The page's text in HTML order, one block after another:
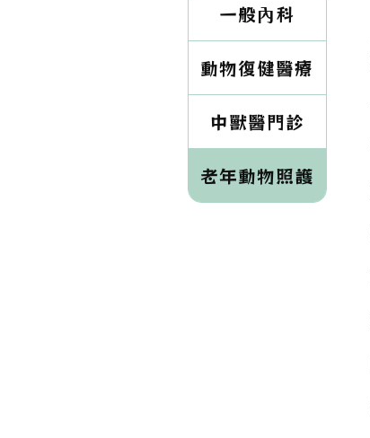
一般內科
動物復健醫療
中獸醫門診
老年動物照護